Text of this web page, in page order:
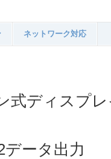
ネットワーク対応
式ディスプレ
ータ出力